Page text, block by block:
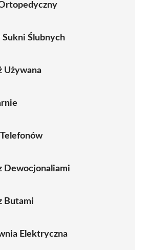
Sukni Ślubnych
Używana
Dewocjonaliami
Butami
Elektryczna